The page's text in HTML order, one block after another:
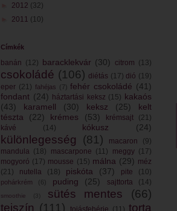
2012 (32)
2011 (10)
Címkék
banán (12) baracklekvár (30) citrom (13)
csokoládé (106) diétás (17) dió (19)
eper (21) fahéjas (7) fehér csokoládé (41)
fondant (24) háztartási keksz (15) kakaós
(43)
karamell (30) keksz (25)
kelt
tészta
(22) krémes (53) krémsajt
(21)
kávé
(14) kókusz (24)
különlegesség (81) macaron
(9)
mandula (18) mascarpone (11) meggy (17)
mogyoró (17) mousse (15) málna (29) méz
(21)
nutella (18) piskóta (37) pite (10)
pohárkrém (6) puding (25) sajttorta (14)
smoothie (3) sütés mentes
(66)
tejszín (111) tojásfehérje (11) torta